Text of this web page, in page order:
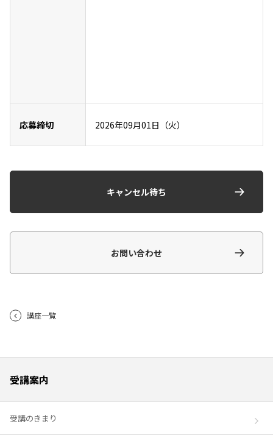
応募締切 2026年09月01日（火）
キャンセル待ち
お問い合わせ
講座一覧
受講案内
受講のきまり